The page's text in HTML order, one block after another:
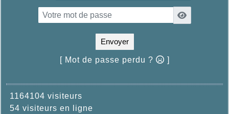
Envoyer
[ Mot de passe perdu ? ]
1164104 visiteurs
54 visiteurs en ligne